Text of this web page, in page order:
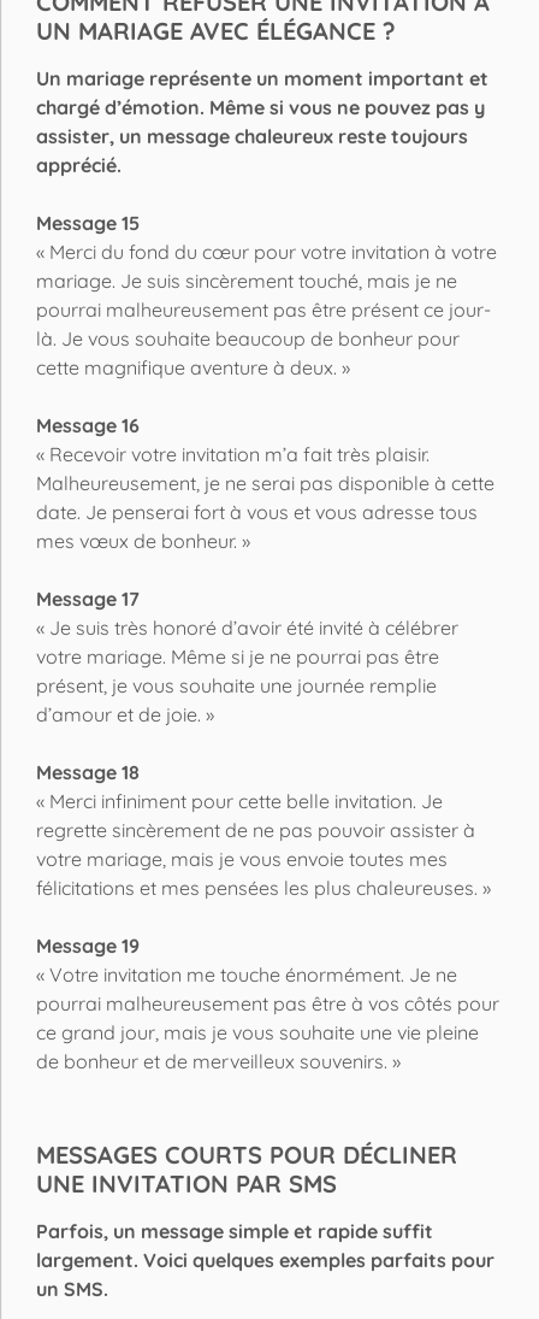
UN MARIAGE AVEC ÉLÉGANCE ?
Un mariage représente un moment important et
chargé d’émotion. Même si vous ne pouvez pas y
assister, un message chaleureux reste toujours
apprécié.
Message 15
« Merci du fond du cœur pour votre invitation à votre
mariage. Je suis sincèrement touché, mais je ne
pourrai malheureusement pas être présent ce jour-
là. Je vous souhaite beaucoup de bonheur pour
cette magnifique aventure à deux. »
Message 16
« Recevoir votre invitation m’a fait très plaisir.
Malheureusement, je ne serai pas disponible à cette
date. Je penserai fort à vous et vous adresse tous
mes vœux de bonheur. »
Message 17
« Je suis très honoré d’avoir été invité à célébrer
votre mariage. Même si je ne pourrai pas être
présent, je vous souhaite une journée remplie
d’amour et de joie. »
Message 18
« Merci infiniment pour cette belle invitation. Je
regrette sincèrement de ne pas pouvoir assister à
votre mariage, mais je vous envoie toutes mes
félicitations et mes pensées les plus chaleureuses. »
Message 19
« Votre invitation me touche énormément. Je ne
pourrai malheureusement pas être à vos côtés pour
ce grand jour, mais je vous souhaite une vie pleine
de bonheur et de merveilleux souvenirs. »
MESSAGES COURTS POUR DÉCLINER
UNE INVITATION PAR SMS
Parfois, un message simple et rapide suffit
largement. Voici quelques exemples parfaits pour
un SMS.